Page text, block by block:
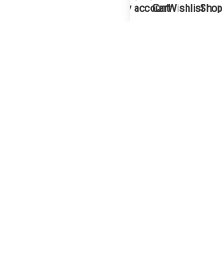
Shop
Wishlist
Cart
My account